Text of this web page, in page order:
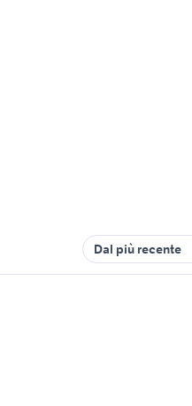
Dal più recente